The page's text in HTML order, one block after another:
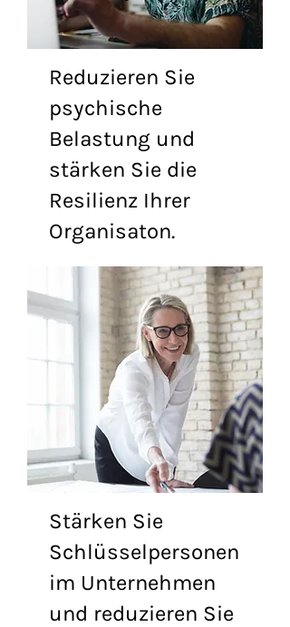
Reduzieren Sie
psychische
Belastung und
stärken Sie die
Resilienz Ihrer
Organisaton.
Stärken Sie
Schlüsselpersonen
im Unternehmen
und reduzieren Sie